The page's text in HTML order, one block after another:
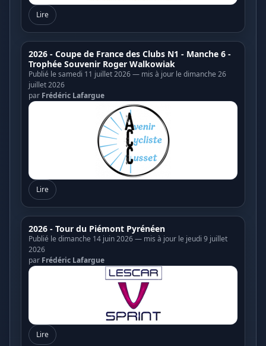
Lire
2026 - Coupe de France des Clubs N1 - Manche 6 -
Trophée Souvenir Roger Walkowiak
Publié le samedi 11 juillet 2026 — mis à jour le dimanche 26
juillet 2026
par Frédéric Lafargue
Lire
2026 - Tour du Piémont Pyrénéen
Publié le dimanche 14 juin 2026 — mis à jour le jeudi 9 juillet
2026
par Frédéric Lafargue
Lire